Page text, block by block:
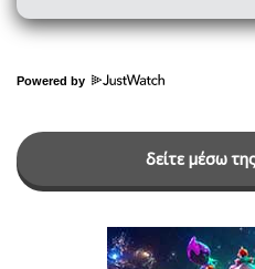
Powered by
δείτε μέσω